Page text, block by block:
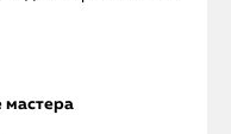
мастера